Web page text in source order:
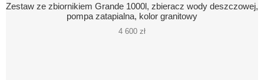
Zestaw ze zbiornikiem Grande 1000l, zbieracz wody deszczowej,
pompa zatapialna, kolor granitowy
4 600 zł